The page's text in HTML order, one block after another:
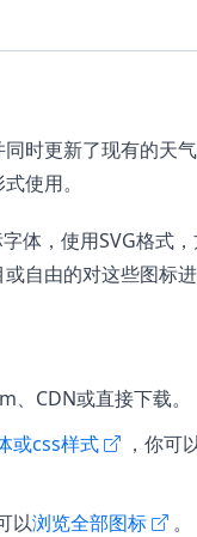
时更新了现有的天
使用。
体，使用SVG格式
自由的对这些图标进
、CDN或直接下载。
或css样式
，你可
以浏览全部图标
。